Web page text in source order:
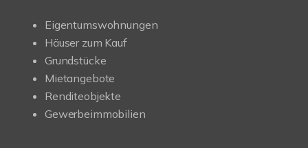
Eigentumswohnungen
Häuser zum Kauf
Grundstücke
Mietangebote
Renditeobjekte
Gewerbeimmobilien